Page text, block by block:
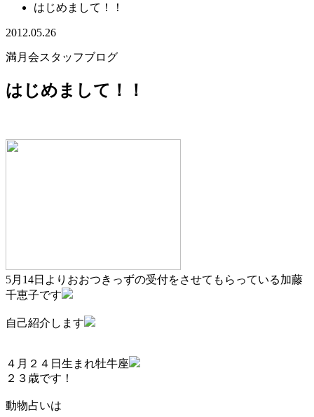
はじめまして！！
2012.05.26
満月会スタッフブログ
はじめまして！！
5月14日よりおおつきっずの受付をさせてもらっている加藤
千恵子です
自己紹介します
４月２４日生まれ牡牛座
２３歳です！
動物占いは